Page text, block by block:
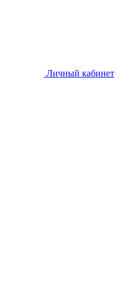
Личный кабинет